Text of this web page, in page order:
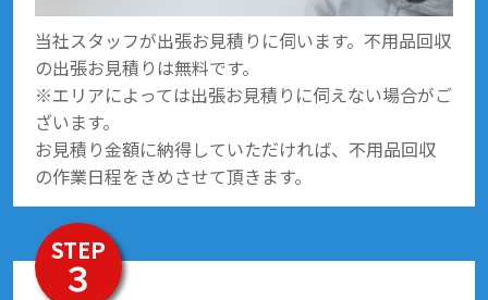
当社スタッフが出張お見積りに伺います。不用品回収
の出張お見積りは無料です。
※エリアによっては出張お見積りに伺えない場合がご
ざいます。
お見積り金額に納得していただければ、不用品回収
の作業日程をきめさせて頂きます。
STEP
３